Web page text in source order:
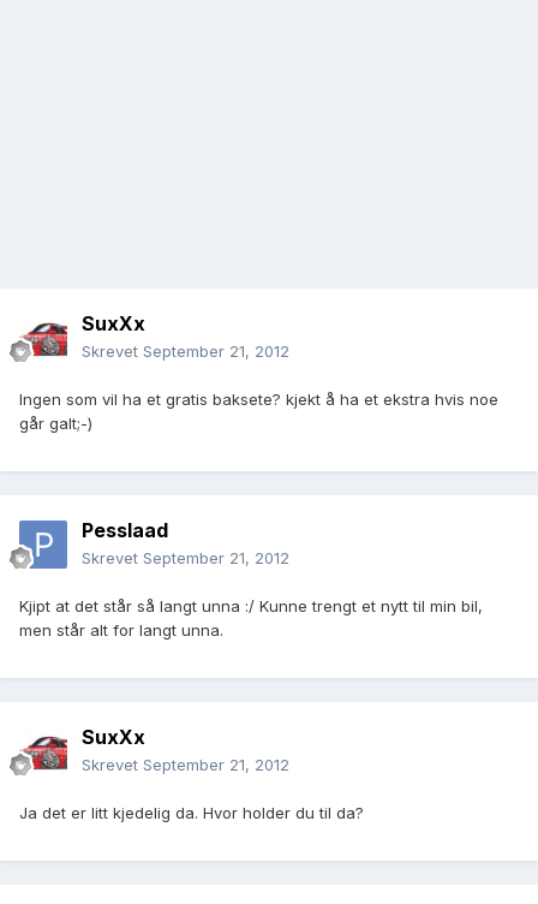
SuxXx
Skrevet September 21, 2012
Ingen som vil ha et gratis baksete? kjekt å ha et ekstra hvis noe
går galt;-)
Pesslaad
Skrevet September 21, 2012
Kjipt at det står så langt unna :/ Kunne trengt et nytt til min bil,
men står alt for langt unna.
SuxXx
Skrevet September 21, 2012
Ja det er litt kjedelig da. Hvor holder du til da?